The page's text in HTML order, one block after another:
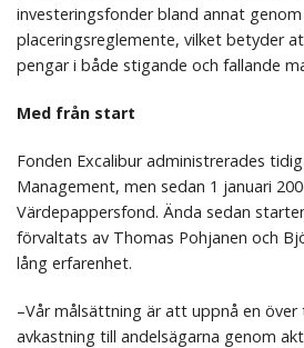
investeringsfonder bland annat
placeringsreglemente, vilket betyder
pengar i både stigande och fallande
Med från start
Fonden Excalibur administrerades
Management, men sedan 1 januari
Värdepappersfond. Ända sedan
förvaltats av Thomas Pohjanen och
lång erfarenhet.
–Vår målsättning är att uppnå en
avkastning till andelsägarna genom